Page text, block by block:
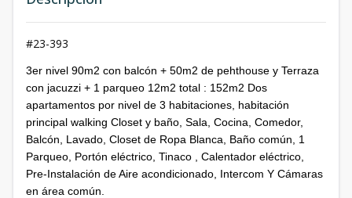
#23-393
3er nivel 90m2 con balcón + 50m2 de pehthouse y Terraza
con jacuzzi + 1 parqueo 12m2 total : 152m2 Dos
apartamentos por nivel de 3 habitaciones, habitación
principal walking Closet y baño, Sala, Cocina, Comedor,
Balcón, Lavado, Closet de Ropa Blanca, Baño común, 1
Parqueo, Portón eléctrico, Tinaco , Calentador eléctrico,
Pre-Instalación de Aire acondicionado, Intercom Y Cámaras
en área común.